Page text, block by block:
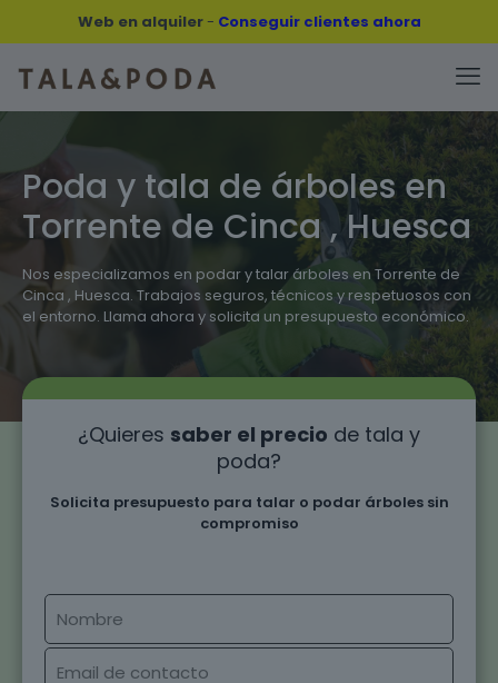
Web en alquiler- Conseguir clientes ahora
Poda y tala de árboles en
Torrente de Cinca , Huesca
Nos especializamos en podar y talar árboles en Torrente de
Cinca , Huesca. Trabajos seguros, técnicos y respetuosos con
el entorno. Llama ahora y solicita un presupuesto económico.
¿Quieres saber el precio de tala y
poda?
Solicita presupuesto para talar o podar árboles sin
compromiso